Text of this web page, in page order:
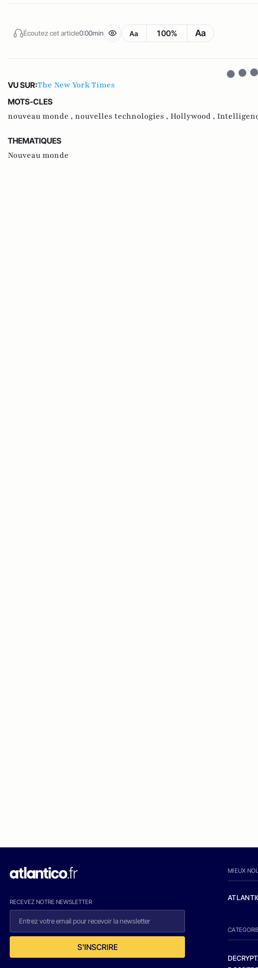
Écoutez cet article0:00min Aa 100% Aa
VU SUR:The New York Times
MOTS-CLES
nouveau monde , nouvelles technologies , Hollywood ,
THEMATIQUES
Nouveau monde
RECEVEZ NOTRE NEWSLETTER
S'INSCRIRE
MIEUX